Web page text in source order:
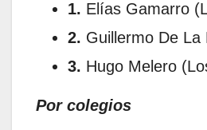
1. Elías Gamarro
2. Guillermo De La
3. Hugo Melero
Por colegios